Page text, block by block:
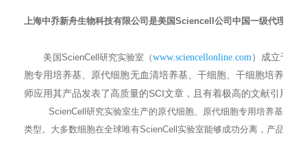
上海中乔新舟生物科技有限公司是美国Sciencell 公司中国一级代理：
美国ScienCell 研究实验室（www.sciencellonline.com）成立于
胞专用培养基、原代细胞无血清培养基、干细胞、干细胞培养基
师应用其产品发表了高质量的SCI文章，且有着极高的文献引用率
ScienCell研究实验室生产的原代细胞、原代细胞专用培养基都经
类型。大多数细胞在全球唯有ScienCell 实验室能够成功分离，产品质量